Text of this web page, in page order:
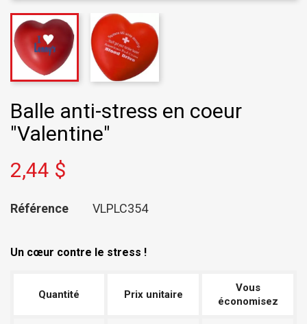
Balle anti-stress en coeur
"Valentine"
2,44 $
Référence VLPLC354
Un cœur contre le stress !
Quantité Prix unitaire
Vous
économisez